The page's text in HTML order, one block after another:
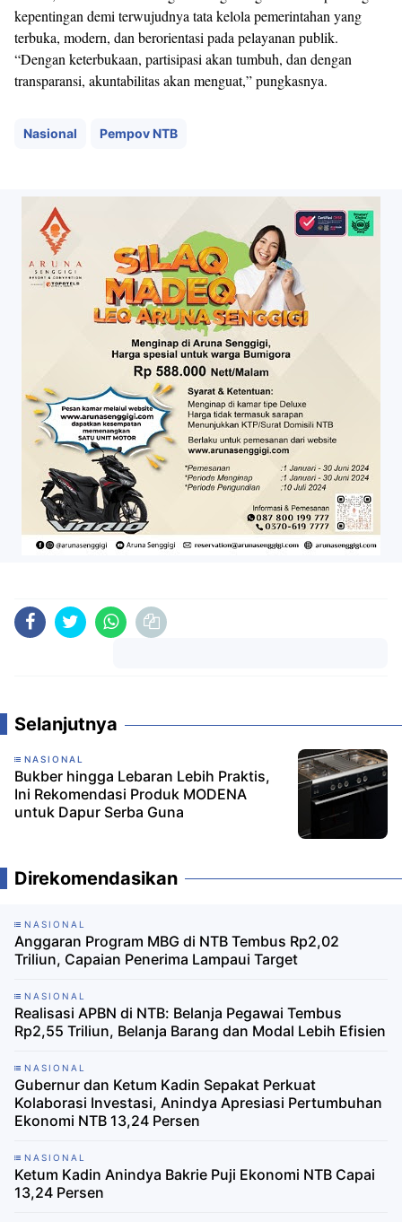
kepentingan demi terwujudnya tata kelola pemerintahan yang
terbuka, modern, dan berorientasi pada pelayanan publik.
“Dengan keterbukaan, partisipasi akan tumbuh, dan dengan
transparansi, akuntabilitas akan menguat,” pungkasnya.
Nasional Pempov NTB
Selanjutnya
NASIONAL
Bukber hingga Lebaran Lebih Praktis,
Ini Rekomendasi Produk MODENA
untuk Dapur Serba Guna
Direkomendasikan
NASIONAL
Anggaran Program MBG di NTB Tembus Rp2,02
Triliun, Capaian Penerima Lampaui Target
NASIONAL
Realisasi APBN di NTB: Belanja Pegawai Tembus
Rp2,55 Triliun, Belanja Barang dan Modal Lebih Efisien
NASIONAL
Gubernur dan Ketum Kadin Sepakat Perkuat
Kolaborasi Investasi, Anindya Apresiasi Pertumbuhan
Ekonomi NTB 13,24 Persen
NASIONAL
Ketum Kadin Anindya Bakrie Puji Ekonomi NTB Capai
13,24 Persen